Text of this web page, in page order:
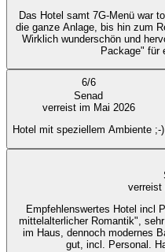
Das Hotel samt 7G-Menü war
die ganze Anlage, bis hin zum
Wirklich wunderschön und
Package" für
6/6
Senad
verreist im Mai 2026
Hotel mit speziellem Ambiente ;-)
verreist
Empfehlenswertes Hotel incl
mittelalterlicher Romantik",
im Haus, dennoch modernes
gut, incl. Personal.